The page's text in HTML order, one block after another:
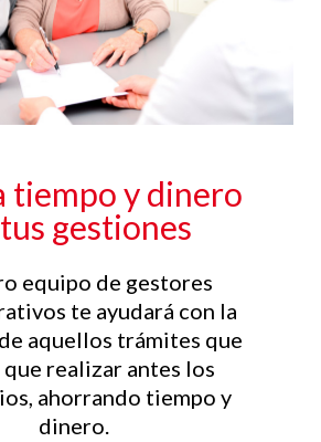
tiempo y dinero
gestiones
equipo de gestores
te ayudará con la
aquellos trámites que
que realizar antes los
ahorrando tiempo y
dinero.